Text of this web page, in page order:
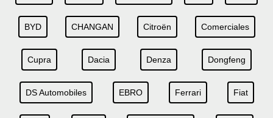
BYD CHANGAN Citroën Comerciales
Cupra Dacia Denza Dongfeng
DS Automobiles EBRO Ferrari Fiat